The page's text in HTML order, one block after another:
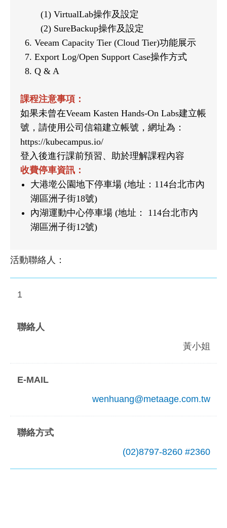
(1) VirtualLab操作及設定
(2) SureBackup操作及設定
Veeam Capacity Tier (Cloud Tier)功能展示
Export Log/Open Support Case操作方式
Q & A
課程注意事項：
如果未曾在Veeam Kasten Hands-On Labs建立帳
號，請使用公司信箱建立帳號，網址為：
https://kubecampus.io/
登入後進行課前預習、助於理解課程內容
收費停車資訊：
大港墘公園地下停車場 (地址：114台北市內
湖區洲子街18號)
內湖運動中心停車場 (地址： 114台北市內
湖區洲子街12號)
活動聯絡人：
1
黃小姐
wenhuang@metaage.com.tw
(02)8797-8260 #2360